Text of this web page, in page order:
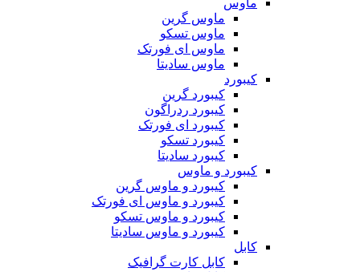
ماوس گرین
ماوس تسکو
ماوس ای فورتک
ماوس سادیتا
کیبورد
کیبورد گرین
کیبورد ردراگون
کیبورد ای فورتک
کیبورد تسکو
کیبورد سادیتا
کیبورد و ماوس
کیبورد و ماوس گرین
کیبورد و ماوس ای فورتک
کیبورد و ماوس تسکو
کیبورد و ماوس سادیتا
کابل
کابل کارت گرافیک